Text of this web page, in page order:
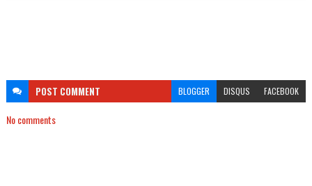
POST COMMENT BLOGGER DISQUS FACEBOOK
No comments